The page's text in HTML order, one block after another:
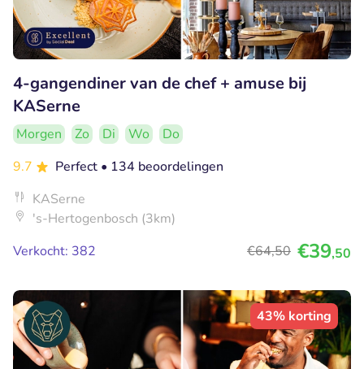
4-gangendiner van de chef + amuse bij
KASerne
Morgen Zo Di Wo
Do
9.7
Perfect • 134 beoordelingen
KASerne
's-Hertogenbosch (3km)
Verkocht: 382
€64,50 €39,50
43% korting